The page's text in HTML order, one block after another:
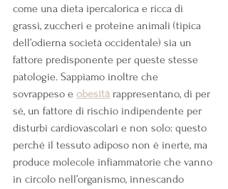
come una dieta ipercalorica e ricca di
grassi, zuccheri e proteine animali (tipica
dell’odierna società occidentale) sia un
fattore predisponente per queste stesse
patologie. Sappiamo inoltre che
sovrappeso e obesità rappresentano, di per
sé, un fattore di rischio indipendente per
disturbi cardiovascolari e non solo: questo
perché il tessuto adiposo non è inerte, ma
produce molecole infiammatorie che vanno
in circolo nell’organismo, innescando